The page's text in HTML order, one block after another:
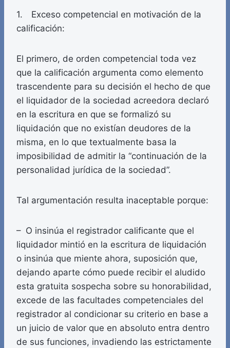
1. Exceso competencial en motivación de la
calificación:
El primero, de orden competencial toda vez
que la calificación argumenta como elemento
trascendente para su decisión el hecho de que
el liquidador de la sociedad acreedora declaró
en la escritura en que se formalizó su
liquidación que no existían deudores de la
misma, en lo que textualmente basa la
imposibilidad de admitir la “continuación de la
personalidad jurídica de la sociedad”.
Tal argumentación resulta inaceptable porque:
– O insinúa el registrador calificante que el
liquidador mintió en la escritura de liquidación
o insinúa que miente ahora, suposición que,
dejando aparte cómo puede recibir el aludido
esta gratuita sospecha sobre su honorabilidad,
excede de las facultades competenciales del
registrador al condicionar su criterio en base a
un juicio de valor que en absoluto entra dentro
de sus funciones, invadiendo las estrictamente